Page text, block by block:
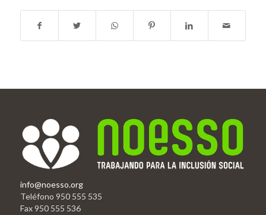
info@noesso.org
Teléfono 950 555 535
Fax 950 555 536